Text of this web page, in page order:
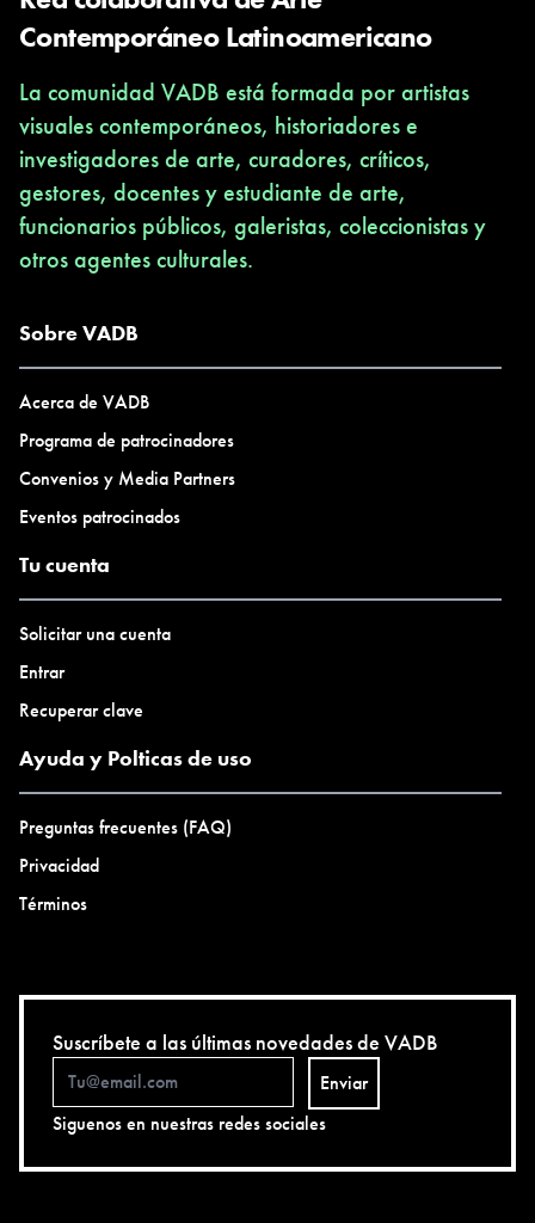
Contemporáneo Latinoamericano
La comunidad VADB está formada por artistas
visuales contemporáneos, historiadores e
investigadores de arte, curadores, críticos,
gestores, docentes y estudiante de arte,
funcionarios públicos, galeristas, coleccionistas y
otros agentes culturales.
Sobre VADB
Acerca de VADB
Programa de patrocinadores
Convenios y Media Partners
Eventos patrocinados
Tu cuenta
Solicitar una cuenta
Entrar
Recuperar clave
Ayuda y Polticas de uso
Preguntas frecuentes (FAQ)
Privacidad
Términos
Suscríbete a las últimas novedades de VADB
Enviar
Siguenos en nuestras redes sociales